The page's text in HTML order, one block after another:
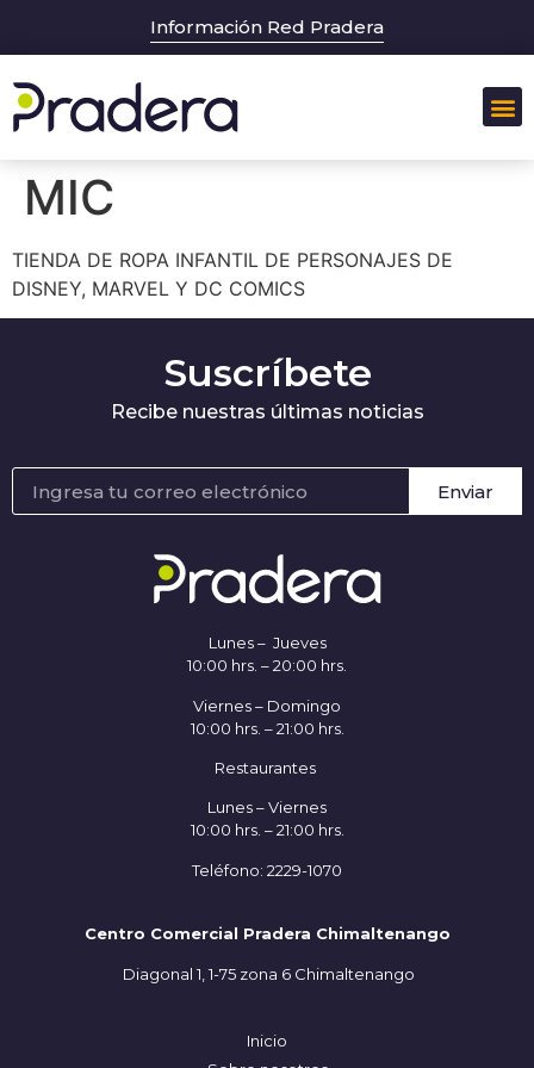
Información Red Pradera
MIC
TIENDA DE ROPA INFANTIL DE PERSONAJES DE
DISNEY, MARVEL Y DC COMICS
Suscríbete
Recibe nuestras últimas noticias
Enviar
Lunes – Jueves
10:00 hrs. – 20:00 hrs.
Viernes – Domingo
10:00 hrs. – 21:00 hrs.
Restaurantes
Lunes – Viernes
10:00 hrs. – 21:00 hrs.
Teléfono: 2229-1070
Centro Comercial Pradera Chimaltenango
Diagonal 1, 1-75 zona 6 Chimaltenango
Inicio